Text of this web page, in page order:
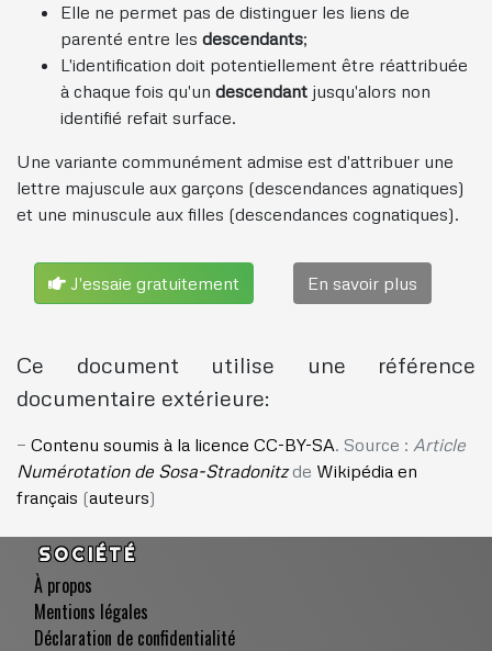
Elle ne permet pas de distinguer les liens de
parenté entre les descendants;
L'identification doit potentiellement être réattribuée
à chaque fois qu'un descendant jusqu'alors non
identifié refait surface.
Une variante communément admise est d'attribuer une
lettre majuscule aux garçons (descendances agnatiques)
et une minuscule aux filles (descendances cognatiques).
J'essaie gratuitement En savoir plus
Ce document utilise une référence
documentaire extérieure:
Contenu soumis à la licence CC-BY-SA. Source : Article
Numérotation de Sosa-Stradonitzde Wikipédia en
français (auteurs)
SOCIÉTÉ
À propos
Mentions légales
Déclaration de confidentialité